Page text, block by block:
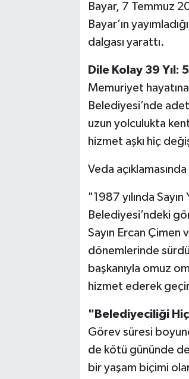
Bayar, 7 Temmuz
Bayar’ın
dalgası yarattı.
Dile Kolay 39 Yıl:
Memuriyet
Belediyesi’nde
uzun yolculukta
hizmet aşkı hiç
Veda
"1987 yılında
Belediyesi’ndeki
Sayın Ercan Çimen
dönemlerinde
başkanıyla omuz
hizmet ederek
"Belediyeciliği
Görev süresi
de kötü gününde
bir yaşam biçimi